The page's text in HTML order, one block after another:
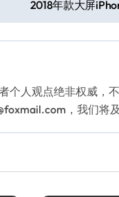
2018年款大屏
个人观点绝非权威，不
，我们将及